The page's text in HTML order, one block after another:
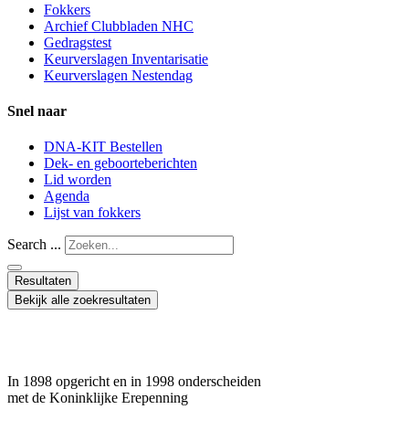
Fokkers
Archief Clubbladen NHC
Gedragstest
Keurverslagen Inventarisatie
Keurverslagen Nestendag
Snel naar
DNA-KIT Bestellen
Dek- en geboorteberichten
Lid worden
Agenda
Lijst van fokkers
Search ...
Resultaten
Bekijk alle zoekresultaten
In 1898 opgericht en in 1998 onderscheiden
met de Koninklijke Erepenning